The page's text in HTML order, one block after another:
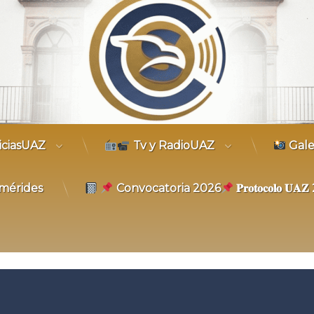
Tv y RadioUAZ
Convocatoria 2026 𝐏𝐫𝐨𝐭𝐨𝐜𝐨𝐥𝐨